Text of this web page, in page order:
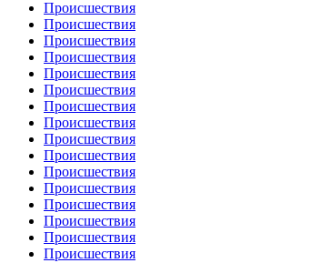
Происшествия
Происшествия
Происшествия
Происшествия
Происшествия
Происшествия
Происшествия
Происшествия
Происшествия
Происшествия
Происшествия
Происшествия
Происшествия
Происшествия
Происшествия
Происшествия